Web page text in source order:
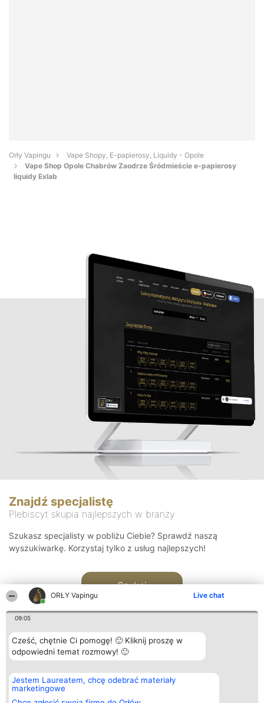
ORŁY Vapingu Live chat
09:05
Cześć, chętnie Ci pomogę! 🙂 Kliknij proszę w
odpowiedni temat rozmowy! 🙂
Jestem Laureatem, chcę odebrać materiały
marketingowe
Orły Vapingu
Vape Shopy, E-papierosy, Liquidy - Opole
Vape Shop Opole Chabrów Zaodrze Śródmieście e-papierosy
liquidy Exlab
Znajdź specjalistę
Plebiscyt skupia najlepszych w branży
Szukasz specjalisty w pobliżu Ciebie? Sprawdź naszą
wyszukiwarkę. Korzystaj tylko z usług najlepszych!
Szukaj
Organizator plebiscytu
Bright Side Solutions sp. z o.
o. sp. k.
ul. Ruska 22
Plebiscyt
Laureaci
wszystkich
Kontakt
Kontakt